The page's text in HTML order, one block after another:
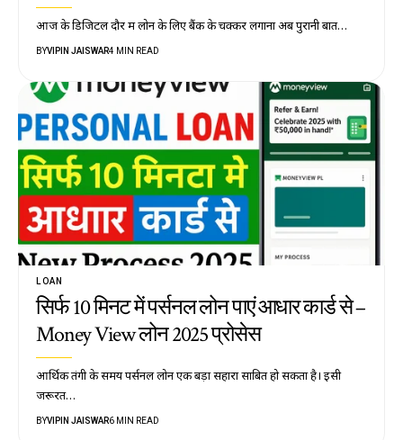
आज के डिजिटल दौर में लोन के लिए बैंक के चक्कर लगाना अब पुरानी बात…
BYVIPIN JAISWAR4 MIN READ
LOAN
सिर्फ 10 मिनट में पर्सनल लोन पाएं आधार कार्ड से –
Money View लोन 2025 प्रोसेस
आर्थिक तंगी के समय पर्सनल लोन एक बड़ा सहारा साबित हो सकता है। इसी
जरूरत…
BYVIPIN JAISWAR6 MIN READ